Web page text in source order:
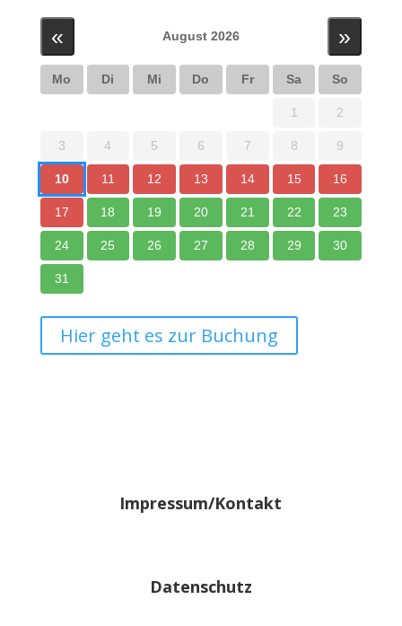
« August 2026 »
Mo Di Mi Do Fr Sa So
1 2
3 4 5 6 7 8 9
10 11 12 13 14 15 16
17 18 19 20 21 22 23
24 25 26 27 28 29 30
31
Hier geht es zur Buchung
Impressum/Kontakt
Datenschutz